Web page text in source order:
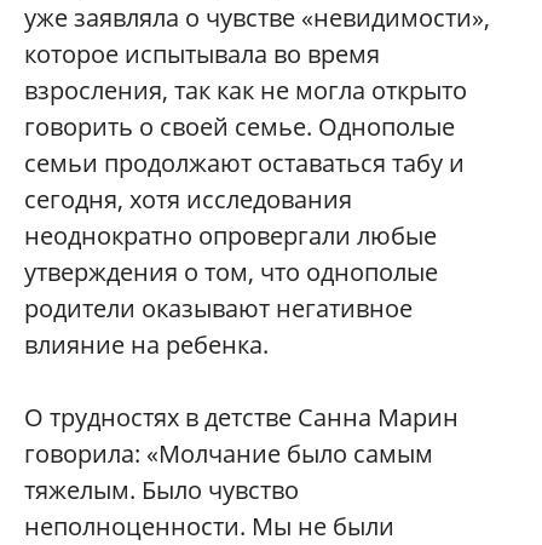
уже заявляла о чувстве «невидимости»,
которое испытывала во время
взросления, так как не могла открыто
говорить о своей семье. Однополые
семьи продолжают оставаться табу и
сегодня, хотя исследования
неоднократно опровергали любые
утверждения о том, что однополые
родители оказывают негативное
влияние на ребенка.
О трудностях в детстве Санна Марин
говорила: «Молчание было самым
тяжелым. Было чувство
неполноценности. Мы не были